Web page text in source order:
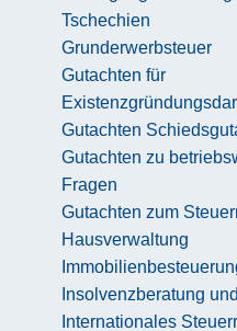
Tschechien
Grunderwerbsteuer
Gutachten für
Gutachten
Gutachten zu
Fragen
Gutachten zum
Hausverwaltung
Insolvenzberatung
Internationales